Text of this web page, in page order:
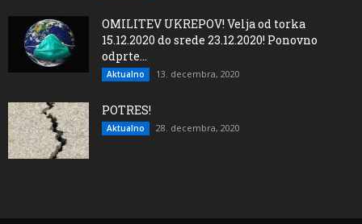
OMILITEV UKREPOV! Velja od torka
15.12.2020 do srede 23.12.2020! Ponovno
odprte...
Aktualno 13. decembra, 2020
POTRES!
Aktualno 28. decembra, 2020